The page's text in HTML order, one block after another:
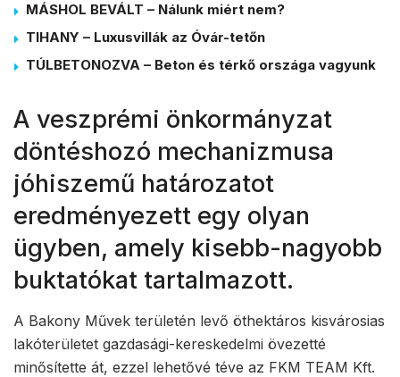
MÁSHOL BEVÁLT – Nálunk miért nem?
TIHANY – Luxusvillák az Óvár-tetőn
TÚLBETONOZVA – Beton és térkő országa vagyunk
A veszprémi önkormányzat
döntéshozó mechanizmusa
jóhiszemű határozatot
eredményezett egy olyan
ügyben, amely kisebb-nagyobb
buktatókat tartalmazott.
A Bakony Művek területén levő öthektáros kisvárosias
lakóterületet gazdasági-kereskedelmi övezetté
minősítette át, ezzel lehetővé téve az FKM TEAM Kft.